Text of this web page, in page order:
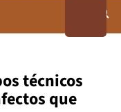
técnicos
que
Investig